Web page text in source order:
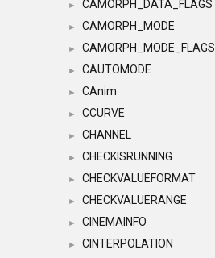
► CAMORPH_DATA_FLAGS
► CAMORPH_MODE
► CAMORPH_MODE_FLAGS
► CAUTOMODE
► CAnim
► CCURVE
► CHANNEL
► CHECKISRUNNING
► CHECKVALUEFORMAT
► CHECKVALUERANGE
► CINEMAINFO
► CINTERPOLATION